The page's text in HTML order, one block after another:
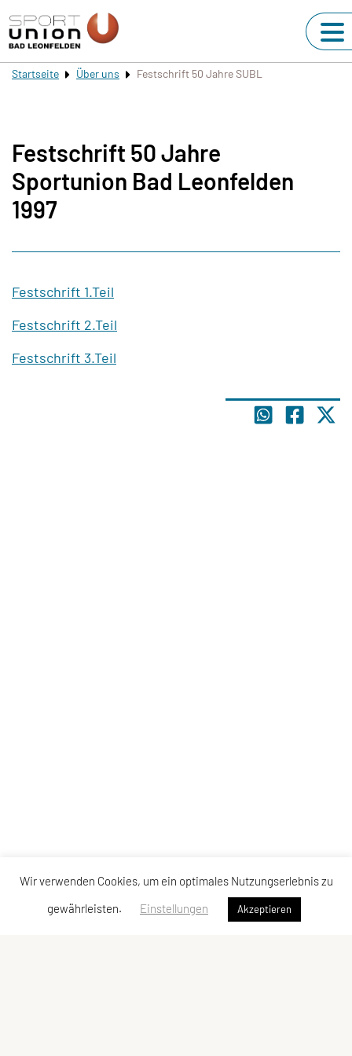
Startseite Über uns Festschrift 50 Jahre SUBL
Festschrift 50 Jahre
Sportunion Bad Leonfelden
1997
Festschrift 1.Teil
Festschrift 2.Teil
Festschrift 3.Teil
Wir verwenden Cookies, um ein optimales Nutzungserlebnis zu
gewährleisten.
Einstellungen Akzeptieren